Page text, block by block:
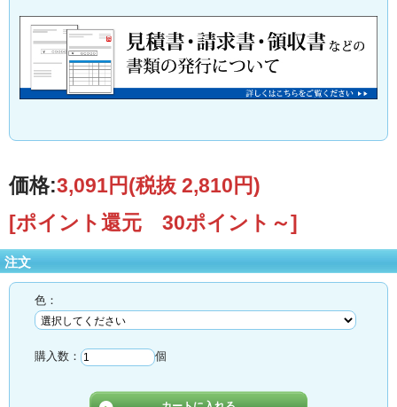
価格:3,091円(税抜 2,810円)
[ポイント還元 30ポイント～]
注文
色：
購入数： 個